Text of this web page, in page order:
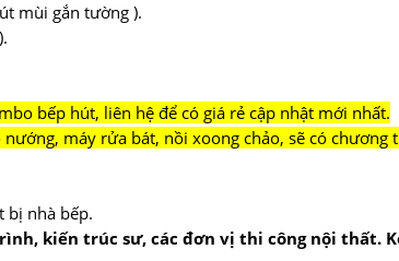
mùi gắn tường ).
bếp hút, liên hệ để có giá rẻ cập nhật mới nhất.
máy rửa bát, nồi xoong chảo, sẽ có chương
bị nhà bếp.
kiến trúc sư, các đơn vị thi công nội thất.